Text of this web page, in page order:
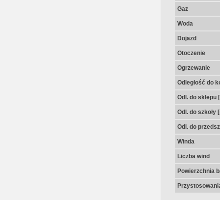
Gaz
Woda
Dojazd
Otoczenie
Ogrzewanie
Odległość do
Odl. do sklepu
Odl. do szkoły
Odl. do
Winda
Liczba wind
Powierzchnia